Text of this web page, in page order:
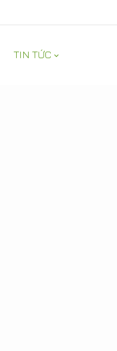
TIN TỨC